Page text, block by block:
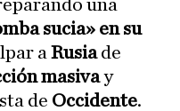
una
sucia» en su
a Rusiade
masivay
de Occidente.